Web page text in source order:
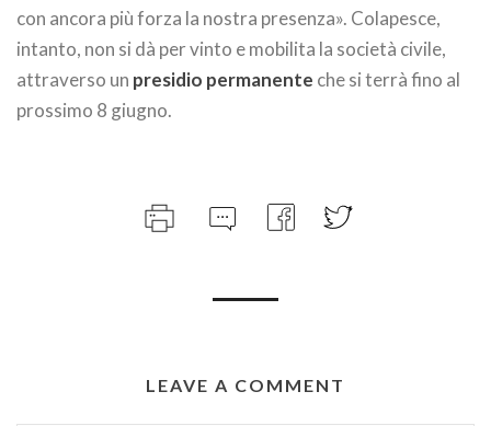
con ancora più forza la nostra presenza». Colapesce,
intanto, non si dà per vinto e mobilita la società civile,
attraverso un presidio permanente che si terrà fino al
prossimo 8 giugno.
LEAVE A COMMENT